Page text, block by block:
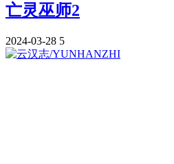
亡灵巫师2
2024-03-28 5